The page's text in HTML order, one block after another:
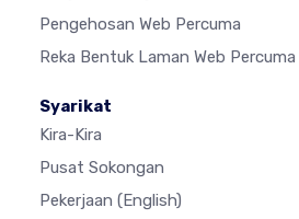
Pengehosan Web Percuma
Reka Bentuk Laman Web Percuma
Syarikat
Kira-Kira
Pusat Sokongan
Pekerjaan (English)